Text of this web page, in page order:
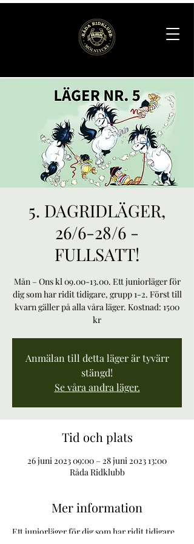
5. DAGRIDLÄGER,
26/6-28/6 -
FULLSATT!
Mån – Ons kl 09.00-13.00. Ett juniorläger för
dig som har ridit tidigare, grupp 1-2. Först till
kvarn gäller på alla våra läger. Kostnad: 1500
kr
Anmälan till detta läger är tyvärr
stängd!
Se våra andra läger.
Tid och plats
26 juni 2023 09:00 – 28 juni 2023 13:00
Råda Ridklubb
Mer information
Ett juniorläger för dig som har ridit tidigare,